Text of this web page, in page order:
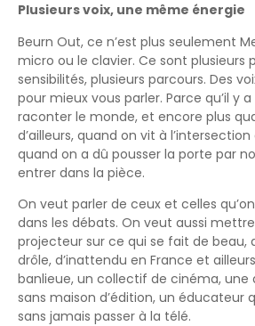
Plusieurs voix, une même énergie
Beurn Out, ce n’est plus seulement
micro ou le clavier. Ce sont plusieurs
sensibilités, plusieurs parcours. Des
pour mieux vous parler. Parce qu’il y
raconter le monde, et encore plus
d’ailleurs, quand on vit à
quand on a dû pousser la porte par
entrer dans la pièce.
On veut parler de ceux et celles
dans les débats. On veut aussi
projecteur sur ce qui se fait de beau,
drôle, d’inattendu en France et
banlieue, un collectif de cinéma,
sans maison d’édition, un éducateur
sans jamais passer à la télé.